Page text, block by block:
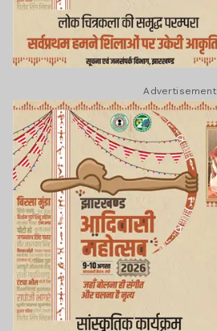
Advertisement